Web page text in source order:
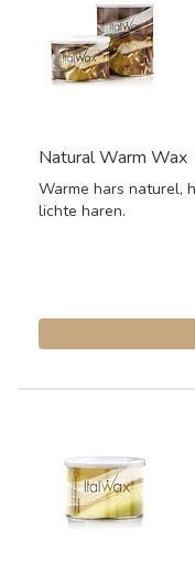
Natural Warm Wax
Warme hars naturel,
lichte haren.